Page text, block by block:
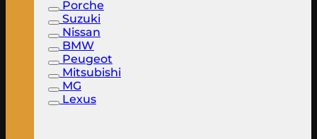
Porche
Suzuki
Nissan
BMW
Peugeot
Mitsubishi
MG
Lexus